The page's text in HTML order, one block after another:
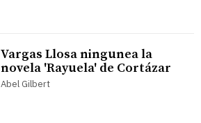
Vargas Llosa ningunea la
novela 'Rayuela' de Cortázar
Abel Gilbert